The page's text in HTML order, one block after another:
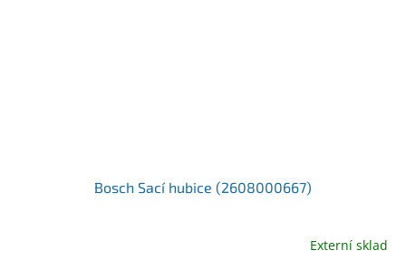
Bosch Sací hubice (2608000667)
Externí sklad